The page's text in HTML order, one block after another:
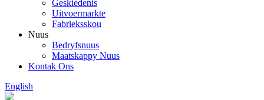
Geskiedenis
Uitvoermarkte
Fabrieksskou
Nuus
Bedryfsnuus
Maatskappy Nuus
Kontak Ons
English